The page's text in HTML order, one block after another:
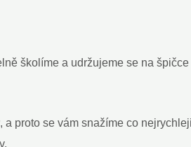
školíme⁣ a udržujeme se na
a proto se vám snažíme co